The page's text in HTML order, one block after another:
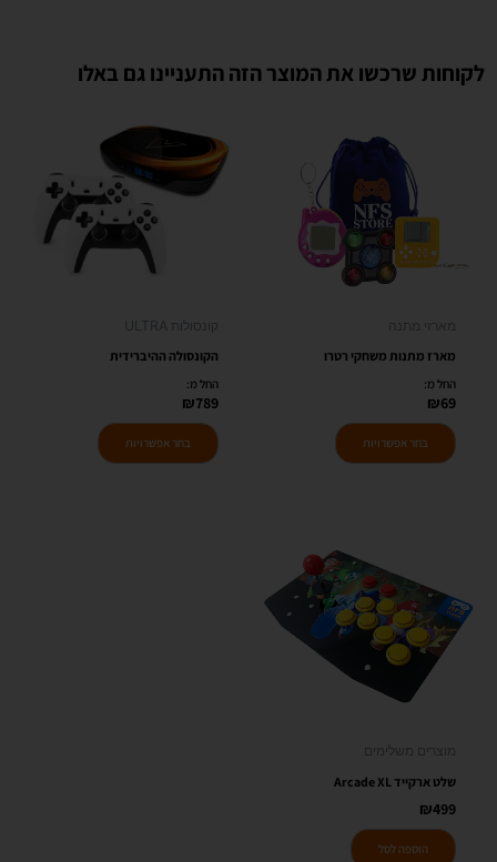
לקוחות שרכשו את המוצר הזה התעניינו גם באלו
מארזי מתנה
מארז מתנות משחקי רטרו
החל מ:
₪69
בחר אפשרויות
יש
מספר
סוגים.
לבחור
קונסולות ULTRA
הקונסולה ההיברידית
החל מ:
₪789
בחר אפשרויות
מספר
סוגים.
ניתן
לבחור
מוצרים משלימים
שלט ארקייד Arcade XL
₪499
הוספה לסל